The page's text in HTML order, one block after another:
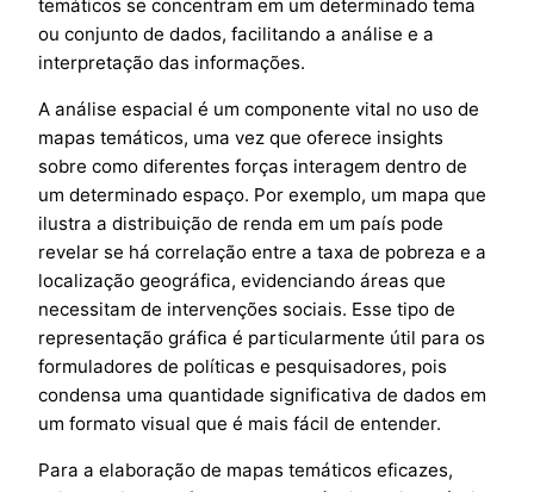
temáticos se concentram em um determinado tema
ou conjunto de dados, facilitando a análise e a
interpretação das informações.
A análise espacial é um componente vital no uso de
mapas temáticos, uma vez que oferece insights
sobre como diferentes forças interagem dentro de
um determinado espaço. Por exemplo, um mapa que
ilustra a distribuição de renda em um país pode
revelar se há correlação entre a taxa de pobreza e a
localização geográfica, evidenciando áreas que
necessitam de intervenções sociais. Esse tipo de
representação gráfica é particularmente útil para os
formuladores de políticas e pesquisadores, pois
condensa uma quantidade significativa de dados em
um formato visual que é mais fácil de entender.
Para a elaboração de mapas temáticos eficazes,